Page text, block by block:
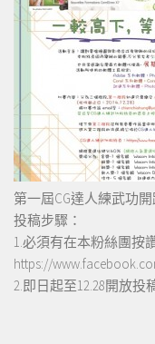
第一屆CG達人練武功
投稿步驟：
1.必須有在本粉絲團按
https://
2.即日起至12.28開放